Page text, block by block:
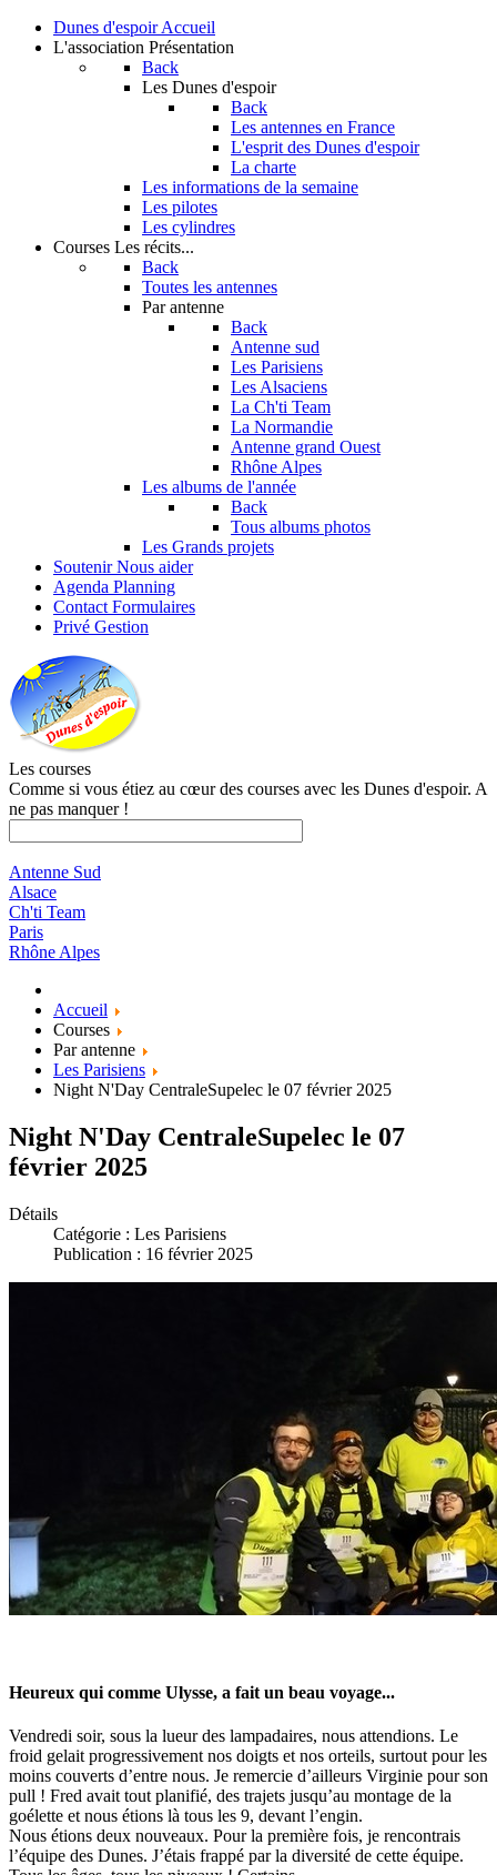
Dunes d'espoir Accueil
L'association Présentation
Back
Les Dunes d'espoir
Back
Les antennes en France
L'esprit des Dunes d'espoir
La charte
Les informations de la semaine
Les pilotes
Les cylindres
Courses Les récits...
Back
Toutes les antennes
Par antenne
Back
Antenne sud
Les Parisiens
Les Alsaciens
La Ch'ti Team
La Normandie
Antenne grand Ouest
Rhône Alpes
Les albums de l'année
Back
Tous albums photos
Les Grands projets
Soutenir Nous aider
Agenda Planning
Contact Formulaires
Privé Gestion
Les courses
Comme si vous étiez au cœur des courses avec les Dunes d'espoir. A
ne pas manquer !
Antenne Sud
Alsace
Ch'ti Team
Paris
Rhône Alpes
Accueil
Courses
Par antenne
Les Parisiens
Night N'Day CentraleSupelec le 07 février 2025
Night N'Day CentraleSupelec le 07
février 2025
Détails
Catégorie : Les Parisiens
Publication : 16 février 2025
Heureux qui comme Ulysse, a fait un beau voyage...
Vendredi soir, sous la lueur des lampadaires, nous attendions. Le
froid gelait progressivement nos doigts et nos orteils, surtout pour les
moins couverts d’entre nous. Je remercie d’ailleurs Virginie pour son
pull ! Fred avait tout planifié, des trajets jusqu’au montage de la
goélette et nous étions là tous les 9, devant l’engin.
Nous étions deux nouveaux. Pour la première fois, je rencontrais
l’équipe des Dunes. J’étais frappé par la diversité de cette équipe.